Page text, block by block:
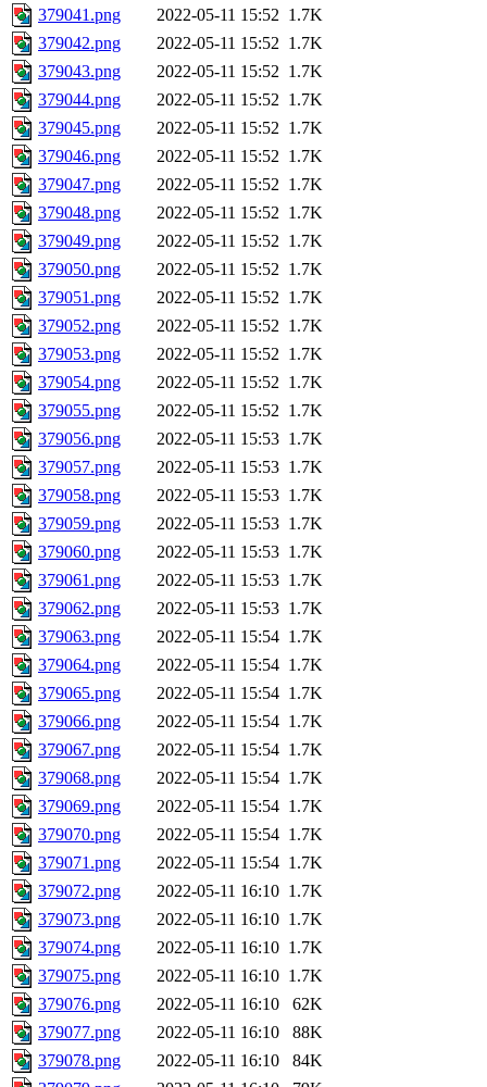
379041.png
2022-05-11 15:52 1.7K
379042.png
2022-05-11 15:52 1.7K
379043.png
2022-05-11 15:52 1.7K
379044.png
2022-05-11 15:52 1.7K
379045.png
2022-05-11 15:52 1.7K
379046.png
2022-05-11 15:52 1.7K
379047.png
2022-05-11 15:52 1.7K
379048.png
2022-05-11 15:52 1.7K
379049.png
2022-05-11 15:52 1.7K
379050.png
2022-05-11 15:52 1.7K
379051.png
2022-05-11 15:52 1.7K
379052.png
2022-05-11 15:52 1.7K
379053.png
2022-05-11 15:52 1.7K
379054.png
2022-05-11 15:52 1.7K
379055.png
2022-05-11 15:52 1.7K
379056.png
2022-05-11 15:53 1.7K
379057.png
2022-05-11 15:53 1.7K
379058.png
2022-05-11 15:53 1.7K
379059.png
2022-05-11 15:53 1.7K
379060.png
2022-05-11 15:53 1.7K
379061.png
2022-05-11 15:53 1.7K
379062.png
2022-05-11 15:53 1.7K
379063.png
2022-05-11 15:54 1.7K
379064.png
2022-05-11 15:54 1.7K
379065.png
2022-05-11 15:54 1.7K
379066.png
2022-05-11 15:54 1.7K
379067.png
2022-05-11 15:54 1.7K
379068.png
2022-05-11 15:54 1.7K
379069.png
2022-05-11 15:54 1.7K
379070.png
2022-05-11 15:54 1.7K
379071.png
2022-05-11 15:54 1.7K
379072.png
2022-05-11 16:10 1.7K
379073.png
2022-05-11 16:10 1.7K
379074.png
2022-05-11 16:10 1.7K
379075.png
2022-05-11 16:10 1.7K
379076.png
2022-05-11 16:10
62K
379077.png
2022-05-11 16:10
88K
379078.png
2022-05-11 16:10
84K